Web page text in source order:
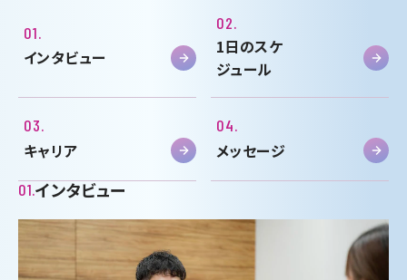
01.
インタビュー
02.
1日のスケ
ジュール
03.
キャリア
04.
メッセージ
01.インタビュー